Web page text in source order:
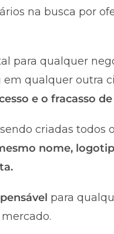
na busca por
para qualquer
qualquer outra
e o fracasso
criadas todos
nome,
para